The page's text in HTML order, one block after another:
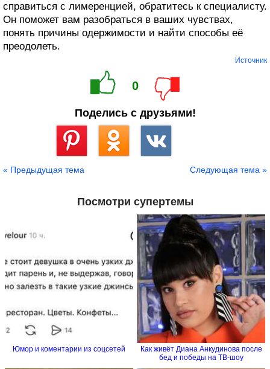
справиться с лимеренцией, обратитесь к специалисту.
Он поможет вам разобраться в ваших чувствах,
понять причины одержимости и найти способы её
преодолеть.
Источник
0
Поделись с друзьями!
« Предыдущая тема Следующая тема »
Посмотри супертемы
Юмор и коментарии из соцсетей
Как живёт Диана Анкудинова после
бед и победы на ТВ-шоу